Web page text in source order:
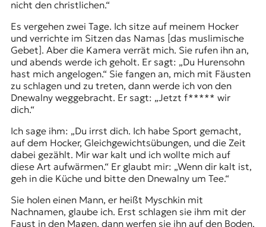
nicht den christlichen.“
Es vergehen zwei Tage. Ich sitze auf meinem Hocker
und verrichte im Sitzen das Namas [das muslimische
Gebet]. Aber die Kamera verrät mich. Sie rufen ihn an,
und abends werde ich geholt. Er sagt: „Du Hurensohn
hast mich angelogen.“ Sie fangen an, mich mit Fäusten
zu schlagen und zu treten, dann werde ich von den
Dnewalny weggebracht. Er sagt: „Jetzt f***** wir
dich.“
Ich sage ihm: „Du irrst dich. Ich habe Sport gemacht,
auf dem Hocker, Gleichgewichtsübungen, und die Zeit
dabei gezählt. Mir war kalt und ich wollte mich auf
diese Art aufwärmen.“ Er glaubt mir: „Wenn dir kalt ist,
geh in die Küche und bitte den Dnewalny um Tee.“
Sie holen einen Mann, er heißt Myschkin mit
Nachnamen, glaube ich. Erst schlagen sie ihm mit der
Faust in den Magen, dann werfen sie ihn auf den Boden,